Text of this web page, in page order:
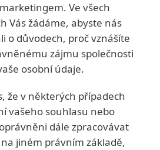
Ve všech
Vás žádáme, abyste nás
o důvodech, proč vznášíte
zájmu společnosti
osobní údaje.
že v některých případech
vašeho souhlasu nebo
dále zpracovávat
jiném právním základě,